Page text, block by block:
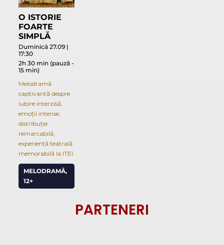
O ISTORIE
FOARTE
SIMPLĂ
Duminică 27.09 |
17:30
2h 30 min (pauză -
15 min)
Melodramă
captivantă despre
iubire interzisă,
emoții intense,
distribuție
remarcabilă,
experiență teatrală
memorabilă la ITEI.
MELODRAMĂ,
12+
PARTENERI